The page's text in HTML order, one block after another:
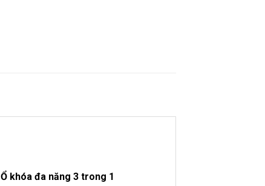
Ổ khóa đa năng 3 trong 1